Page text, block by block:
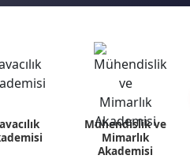
Mühendislik ve
Mimarlık
Akademisi